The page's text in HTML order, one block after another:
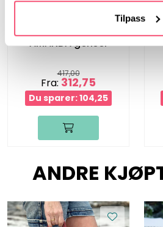
Tilpass
AMANDA genser
417,00
Fra: 312,75
Du sparer: 104,25
ANDRE